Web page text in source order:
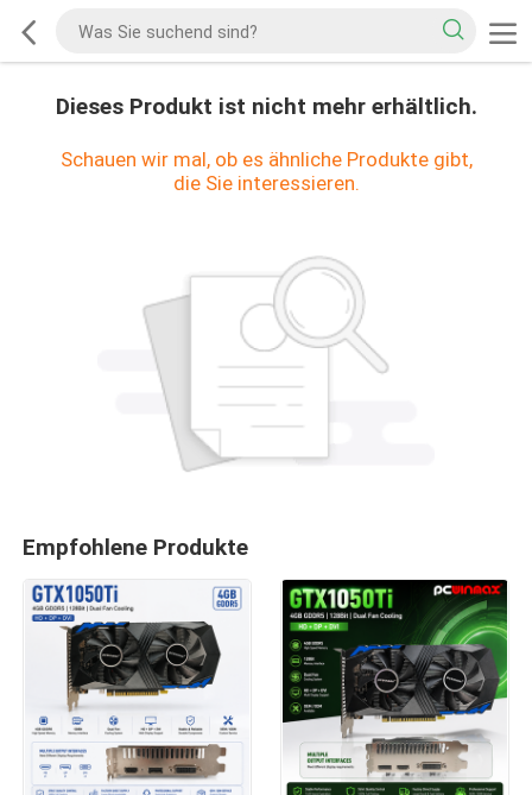
Dieses Produkt ist nicht mehr erhältlich.
Schauen wir mal, ob es ähnliche Produkte gibt,
die Sie interessieren.
Empfohlene Produkte